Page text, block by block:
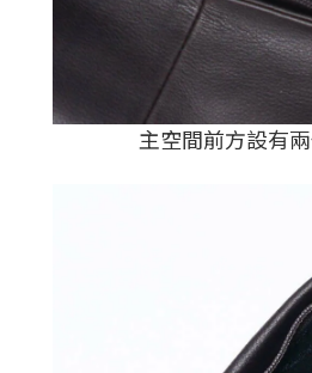
主空間前方設有